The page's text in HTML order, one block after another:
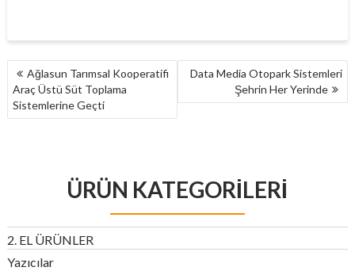
YAZI
GEZINMESI
Ağlasun Tarımsal Kooperatifi
Araç Üstü Süt Toplama
Sistemlerine Geçti
Data Media Otopark Sistemleri
Şehrin Her Yerinde
ÜRÜN KATEGORILERI
2. EL ÜRÜNLER
Yazıcılar